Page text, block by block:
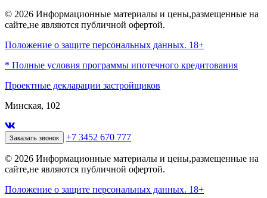
© 2026 Информационные материалы и цены,размещенные на
сайте,не являются публичной офертой.
Положение о защите персональных данных. 18+
* Полные условия программы ипотечного кредитования
Проектные декларации застройщиков
Минская, 102
Заказать звонок +7 3452 670 777
© 2026 Информационные материалы и цены,размещенные на
сайте,не являются публичной офертой.
Положение о защите персональных данных. 18+